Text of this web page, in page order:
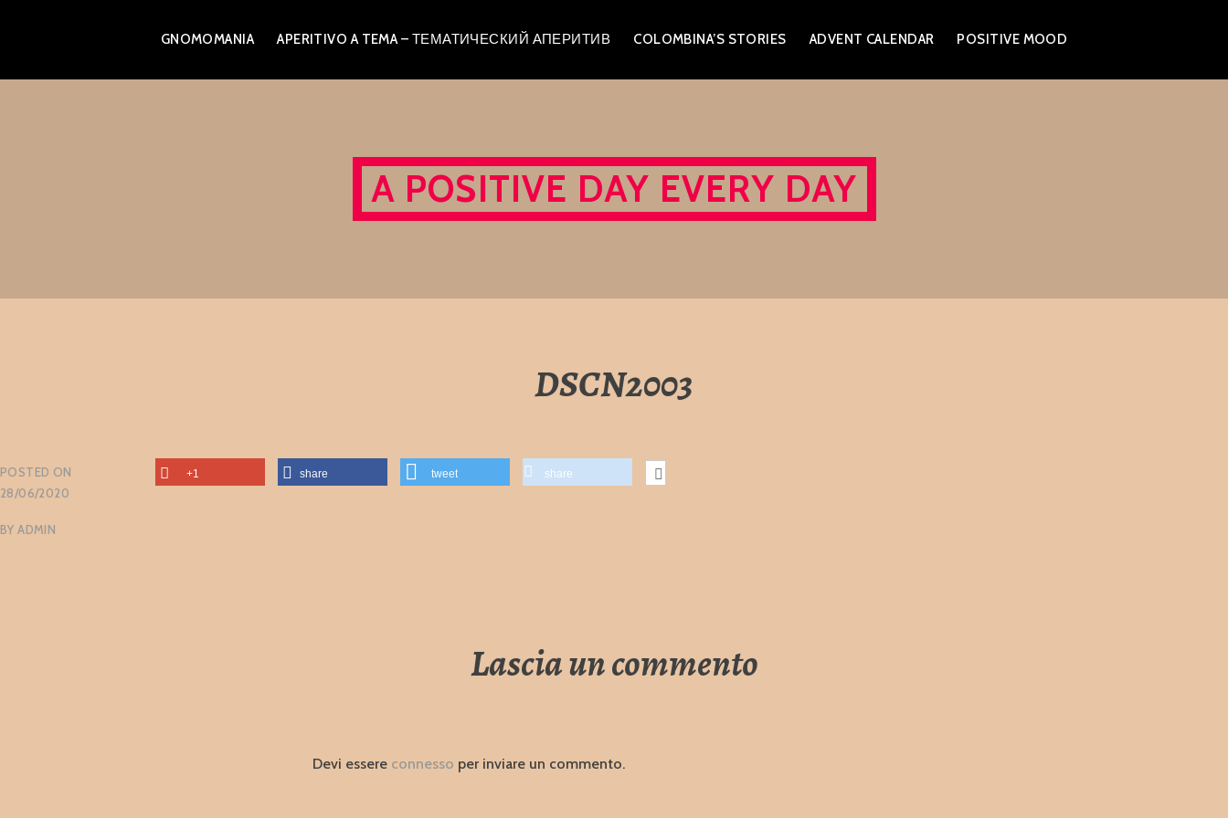
content
GNOMOMANIA APERITIVO A TEMA – ТЕМАТИЧЕСКИЙ АПЕРИТИВ COLOMBINA’S STORIES ADVENT CALENDAR POSITIVE MOOD
A POSITIVE DAY EVERY DAY
DSCN2003
POSTED ON
28/06/2020
BYADMIN
+1 share tweet share
Lascia un commento
Devi essere connesso per inviare un commento.